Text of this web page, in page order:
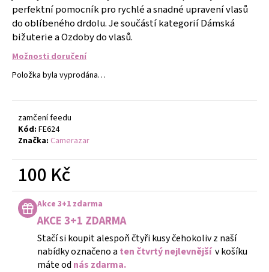
perfektní pomocník pro rychlé a snadné upravení vlasů
do oblíbeného drdolu. Je součástí kategorií Dámská
bižuterie a Ozdoby do vlasů.
Možnosti doručení
Položka byla vyprodána…
zamčení feedu
Kód: FE624
Značka: Camerazar
100 Kč
Měrná
cena:Akce 3+1 zdarma
AKCE 3+1 ZDARMA
Stačí si koupit alespoň čtyři kusy čehokoliv z naší
nabídky označeno a ten čtvrtý nejlevnější v košíku
máte od nás zdarma.
m
e
NÁRAMEK
Z
PRAVÝCH
ACHÁT
RŮŽOVÝ
HEMATIT.
UNISEX
149
Kč